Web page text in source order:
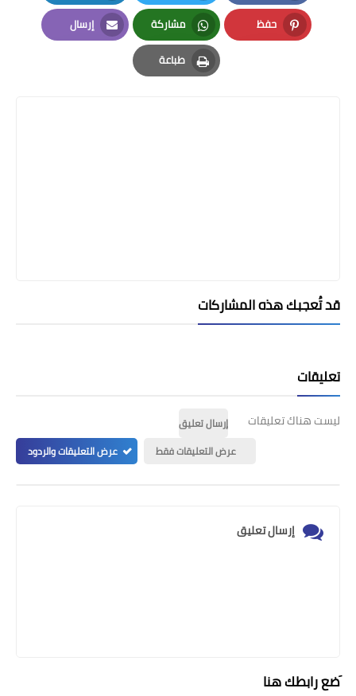
Facebook
Twitter
LinkedIn
حفظ
Pinterest
مشاركة
Whatsapp
إرسال
Email
طباعة
Print
قد تُعجبك هذه المشاركات
تعليقات
ليست هناك تعليقات
إرسال تعليق
عرض التعليقات فقط
عرض التعليقات والردود
إرسال تعليق
َضع رابطك هنا